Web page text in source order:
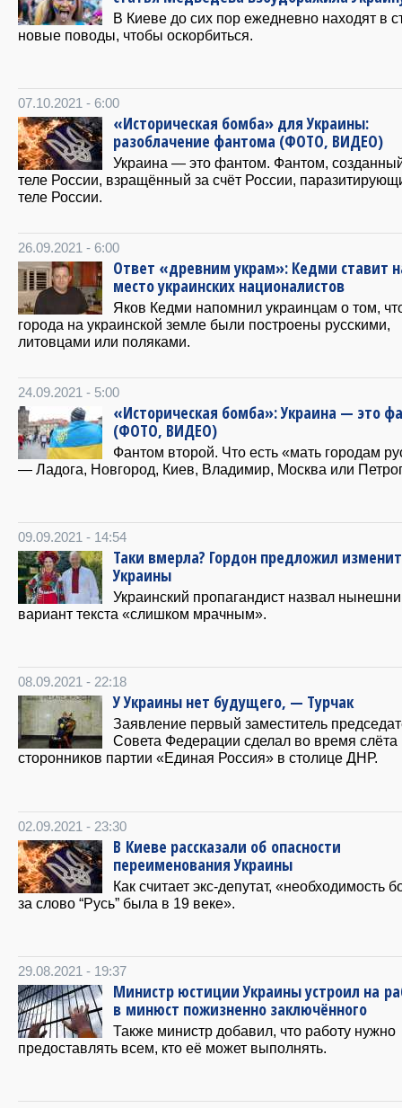
В Киеве до сих пор ежедневно находят в
новые поводы, чтобы оскорбиться.
07.10.2021 - 6:00
«Историческая бомба» для Украины:
разоблачение фантома (ФОТО, ВИДЕО)
Украина — это фантом. Фантом,
теле России, взращённый за счёт России,
теле России.
26.09.2021 - 6:00
Ответ «древним украм»: Кедми ставит
место украинских националистов
Яков Кедми напомнил украинцам о том,
города на украинской земле были построены русскими,
литовцами или поляками.
24.09.2021 - 5:00
«Историческая бомба»: Украина — это
(ФОТО, ВИДЕО)
Фантом второй. Что есть «мать городам
— Ладога, Новгород, Киев, Владимир, Москва или
09.09.2021 - 14:54
Таки вмерла? Гордон предложил
Украины
Украинский пропагандист назвал
вариант текста «слишком мрачным».
08.09.2021 - 22:18
У Украины нет будущего, — Турчак
Заявление первый заместитель
Совета Федерации сделал во время слёта
сторонников партии «Единая Россия» в столице ДНР.
02.09.2021 - 23:30
В Киеве рассказали об опасности
переименования Украины
Как считает экс-депутат, «необходимость
за слово “Русь” была в 19 веке».
29.08.2021 - 19:37
Министр юстиции Украины устроил на
в минюст пожизненно заключённого
Также министр добавил, что работу нужно
предоставлять всем, кто её может выполнять.